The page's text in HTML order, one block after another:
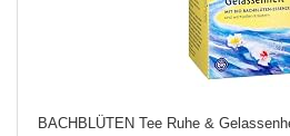
BACHBLÜTEN Tee Ruhe &